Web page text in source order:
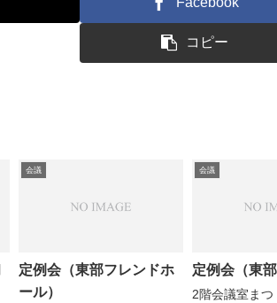
コピー
会議
定例会（東部フレンドホ
ール）
会議
定例会（東部
2階会議室まつ